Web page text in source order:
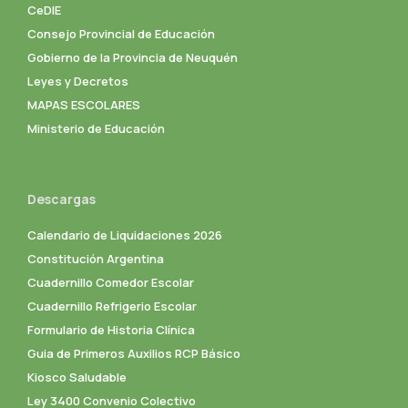
CeDIE
Consejo Provincial de Educación
Gobierno de la Provincia de Neuquén
Leyes y Decretos
MAPAS ESCOLARES
Ministerio de Educación
Descargas
Calendario de Liquidaciones 2026
Constitución Argentina
Cuadernillo Comedor Escolar
Cuadernillo Refrigerio Escolar
Formulario de Historia Clínica
Guia de Primeros Auxilios RCP Básico
Kiosco Saludable
Ley 3400 Convenio Colectivo